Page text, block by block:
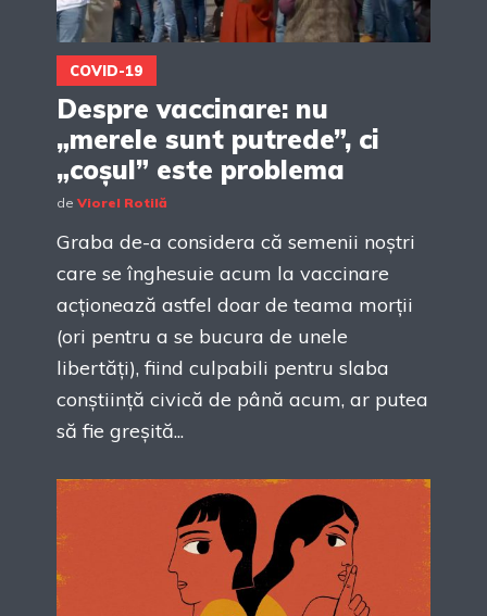
COVID-19
Despre vaccinare: nu
„merele sunt putrede”, ci
„coșul” este problema
de Viorel Rotilă
Graba de-a considera că semenii noștri
care se înghesuie acum la vaccinare
acționează astfel doar de teama morții
(ori pentru a se bucura de unele
libertăți), fiind culpabili pentru slaba
conștiință civică de până acum, ar putea
să fie greșită...